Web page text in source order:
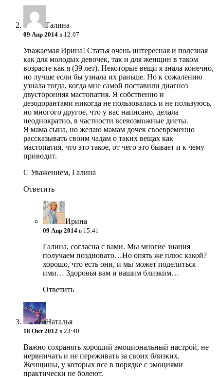
Галина
09 Апр 2014 в 12:07
Уважаемая Ирина! Статья очень интересная и полезная
как для молодых девочек, так и для женщин в таком
возрасте как я (39 лет). Некоторые вещи я знала конечно,
но лучше если бы узнала их раньше. Но к сожалению
узнала тогда, когда мне самой поставили диагноз
двусторонняя мастопатия. Я собственно и
дезодорантами никогда не пользовалась и не пользуюсь,
но многого другое, что у вас написано, делала
неоднократно, в частности всевозможные диеты.
Я мама сына, но желаю мамам дочек своевременно
рассказывать своим чадам о таких вещах как
мастопатия, что это такое, от чего это бывает и к чему
приводит.
С Уважением, Галина
Ответить
Ирина
09 Апр 2014 в 15:41
Галина, согласна с вами. Мы многие знания
получаем поздновато…Но опять же плюс какой?
хорошо, что есть они, и мы может поделиться
ими… Здоровья вам и вашим близким…
Ответить
Наталья
18 Окт 2012 в 23:40
Важно сохранять хороший эмоциональный настрой, не
нервничать и не переживать за своих близких.
Женщины, у которых все в порядке с эмоциями
практически не болеют.